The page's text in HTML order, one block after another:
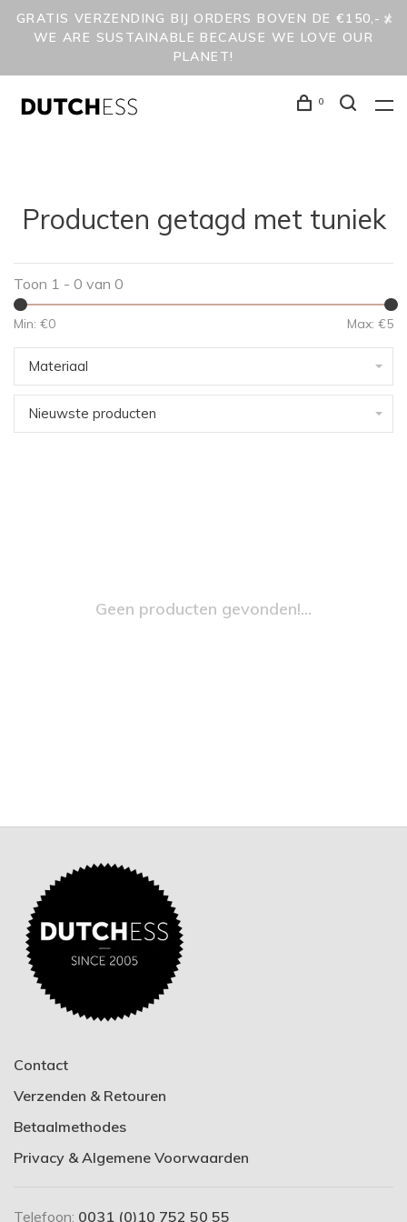
GRATIS VERZENDING BIJ ORDERS BOVEN DE €150,- /
WE ARE SUSTAINABLE BECAUSE WE LOVE OUR
PLANET!
0
Producten getagd met tuniek
Toon 1 - 0 van 0
Min: €0 Max: €5
Materiaal
Nieuwste producten
Geen producten gevonden!...
Contact
Verzenden & Retouren
Betaalmethodes
Privacy & Algemene Voorwaarden
Telefoon: 0031 (0)10 752 50 55